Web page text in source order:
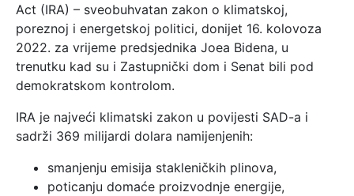
Act (IRA) – sveobuhvatan zakon o klimatskoj,
poreznoj i energetskoj politici, donijet 16. kolovoza
2022. za vrijeme predsjednika Joea Bidena, u
trenutku kad su i Zastupnički dom i Senat bili pod
demokratskom kontrolom.
IRA je najveći klimatski zakon u povijesti SAD-a i
sadrži 369 milijardi dolara namijenjenih:
smanjenju emisija stakleničkih plinova,
poticanju domaće proizvodnje energije,